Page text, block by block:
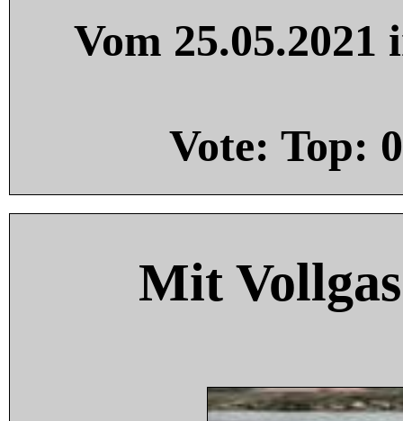
Vom
Vote: Top: 0
Mit